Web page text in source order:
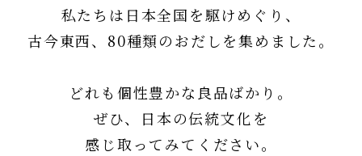
営業時間 10時-18時/水・日曜定休
私たちは日本全国を駆けめぐり、
古今東西、80種類のおだしを集めました。
どれも個性豊かな良品ばかり。
ぜひ、日本の伝統文化を
感じ取ってみてください。